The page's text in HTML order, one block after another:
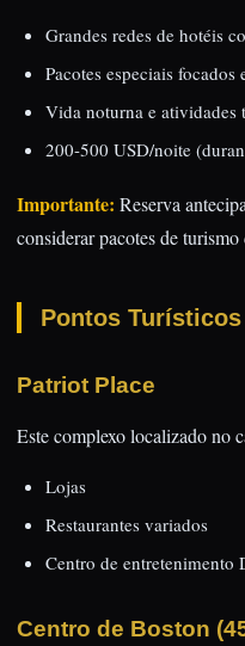
Grandes redes de hotéis
Pacotes especiais focados
Vida noturna e atividades
200-500 USD/noite
Importante: Reserva
considerar pacotes de
Pontos
Patriot Place
Este complexo localizado no
Lojas
Restaurantes variados
Centro de entretenimento
Centro de Boston